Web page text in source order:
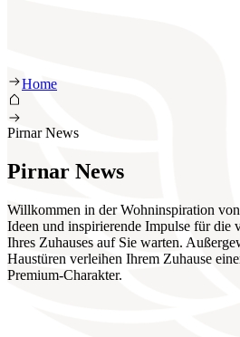
Home
Pirnar News
Pirnar News
Willkommen in der Wohninspiration
Ideen und inspirierende Impulse für die
Ihres Zuhauses auf Sie warten.
Haustüren verleihen Ihrem Zuhause
Premium-Charakter.